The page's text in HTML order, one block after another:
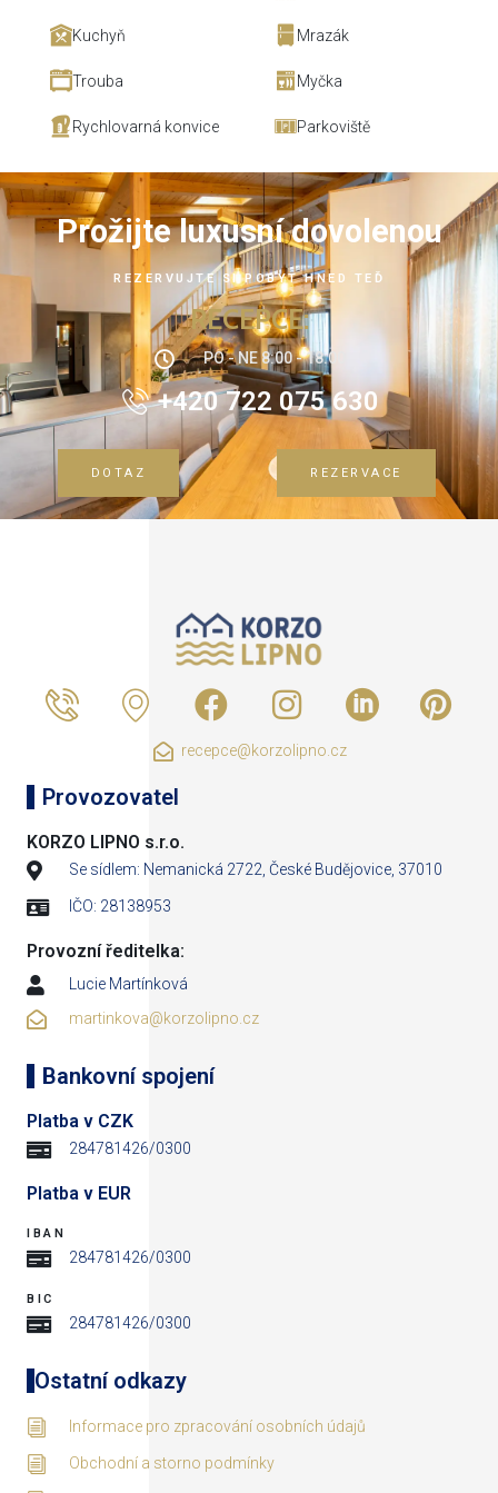
Kuchyň Mrazák
Trouba Myčka
Rychlovarná konvice Parkoviště
Prožijte luxusní dovolenou
REZERVUJTE SI POBYT HNED TEĎ
RECEPCE:
PO - NE 8:00 - 18:00
+420 722 075 630
DOTAZ REZERVACE
recepce@korzolipno.cz
Provozovatel
KORZO LIPNO s.r.o.
Se sídlem: Nemanická 2722, České Budějovice, 37010
IČO: 28138953
Provozní ředitelka:
Lucie Martínková
martinkova@korzolipno.cz
Bankovní spojení
Platba v CZK
284781426/0300
Platba v EUR
IBAN
284781426/0300
BIC
284781426/0300
Ostatní odkazy
Informace pro zpracování osobních údajů
Obchodní a storno podmínky